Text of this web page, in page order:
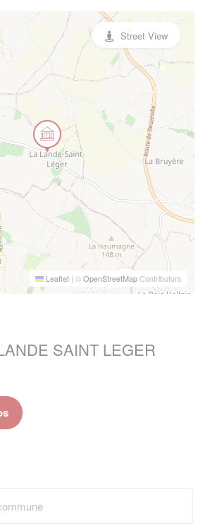
Leaflet | ©OpenStreetMapContributors
Street View
SAINT LEGER